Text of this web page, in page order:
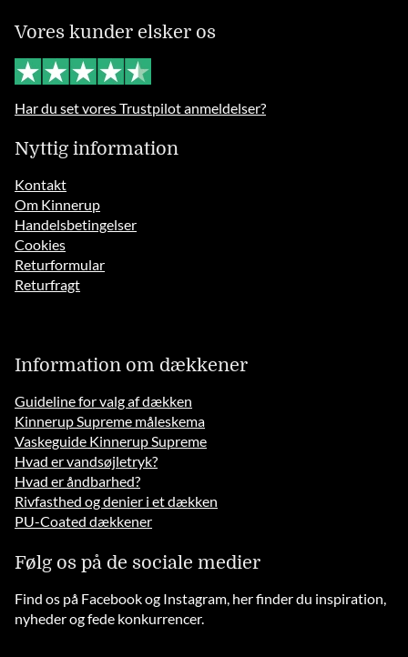
Vores kunder elsker os
Har du set vores Trustpilot anmeldelser?
Nyttig information
Kontakt
Om Kinnerup
Handelsbetingelser
Cookies
Returformular
Returfragt
Information om dækkener
Guideline for valg af dækken
Kinnerup Supreme måleskema
Vaskeguide Kinnerup Supreme
Hvad er vandsøjletryk?
Hvad er åndbarhed?
Rivfasthed og denier i et dækken
PU-Coated dækkener
Følg os på de sociale medier
Find os på Facebook og Instagram, her finder du inspiration,
nyheder og fede konkurrencer.